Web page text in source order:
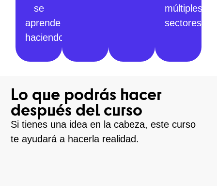
se
aprende
haciendo.
múltiples
sectores.
Lo que podrás hacer
después del curso
Si tienes una idea en la cabeza, este curso
te ayudará a hacerla realidad.